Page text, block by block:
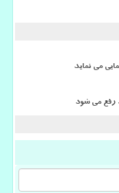
می نماید